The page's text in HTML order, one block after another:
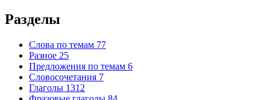
Разделы
Слова по темам 77
Разное 25
Предложения по темам 6
Словосочетания 7
Глаголы 1312